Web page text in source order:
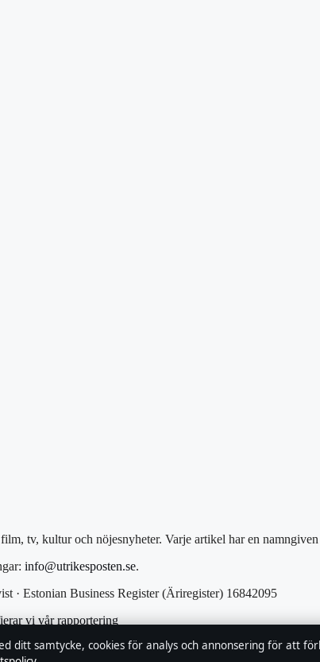
tv, kultur och nöjesnyheter. Varje artikel har en
info@utrikesposten.se.
· Estonian Business Register (Äriregister) 16842095
vi vår rapportering
ditt samtycke, cookies för analys och annonsering för att